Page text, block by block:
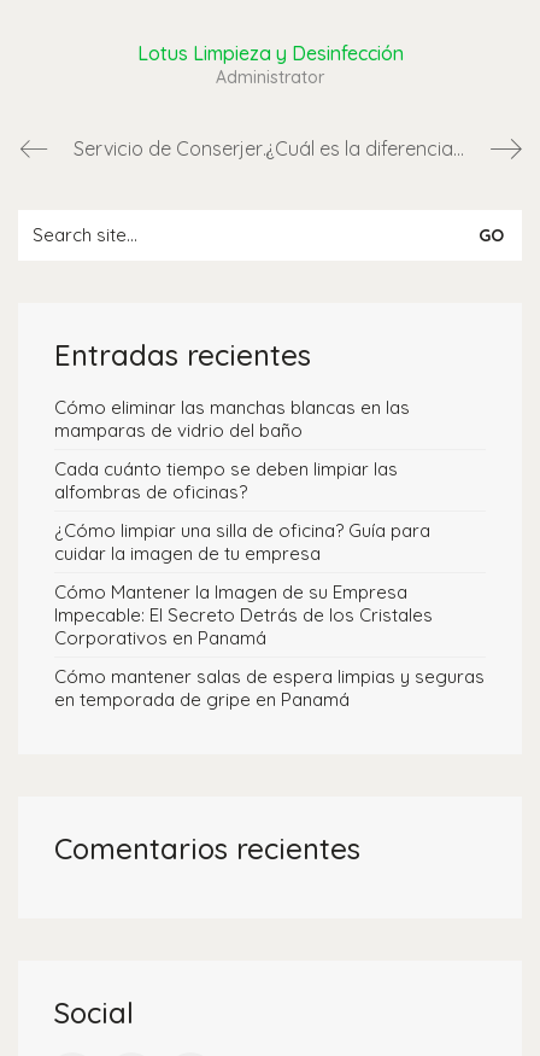
Lotus Limpieza y Desinfección
Administrator
Servicio de Conserjería de PH’s en Panamá: Todo lo que Necesitas Saber para Administrar tu Edificio de Forma Eficiente ¿Cuál es la diferencia entre limpieza profunda y mantenimiento regular en oficinas?
Entradas recientes
Cómo eliminar las manchas blancas en las
mamparas de vidrio del baño
Cada cuánto tiempo se deben limpiar las
alfombras de oficinas?
¿Cómo limpiar una silla de oficina? Guía para
cuidar la imagen de tu empresa
Cómo Mantener la Imagen de su Empresa
Impecable: El Secreto Detrás de los Cristales
Corporativos en Panamá
Cómo mantener salas de espera limpias y seguras
en temporada de gripe en Panamá
Comentarios recientes
Social